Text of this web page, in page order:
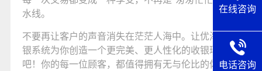
水线。
不要再让客户的声音消失在茫茫人海中。让优海猫收
银系统为你创造一个更完美、更人性化的收银环境
吧！你的每一位顾客，都值得拥有无与伦比的体验。
在线咨询
电话咨询